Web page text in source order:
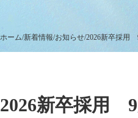
ホーム 新着情報 お知らせ 2026新卒採用
2026新卒採用